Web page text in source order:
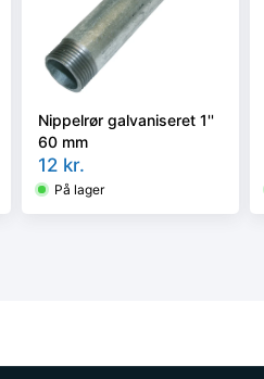
Nippelrør galvaniseret 1''
60 mm
12 kr.
På lager